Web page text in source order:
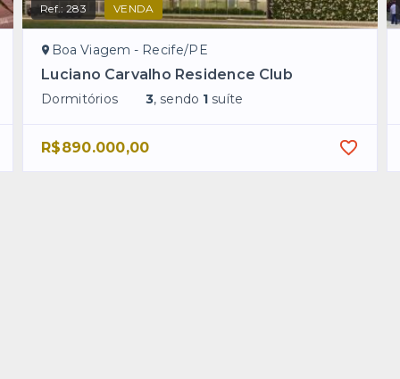
Ref.:283 VENDA
Boa Viagem - Recife/PE
Luciano Carvalho Residence Club
Dormitórios 3, sendo 1 suíte
R$890.000,00